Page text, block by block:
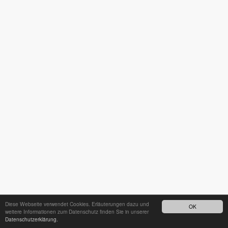
OK
Diese Webseite verwendet Cookies. Erläuterungen dazu und
weitere Informationen zum Datenschutz finden Sie in unserer
Datenschutzerklärung.24h - Bereitschaftsdienst unter